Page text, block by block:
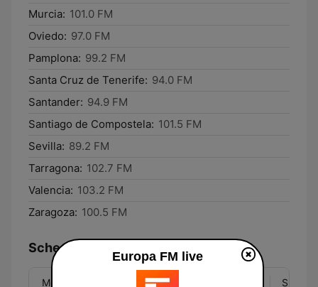
Murcia: 101.0 FM
Oviedo: 97.0 FM
Pamplona: 99.2 FM
Santa Cruz de Tenerife: 94.0 FM
Santander: 94.9 FM
Santiago de Compostela: 101.5 FM
Sevilla: 89.2 FM
Tarragona: 102.7 FM
Valencia: 103.2 FM
Zaragoza: 100.5 FM
Schedule
Mon Thu Sun
Europa FM live